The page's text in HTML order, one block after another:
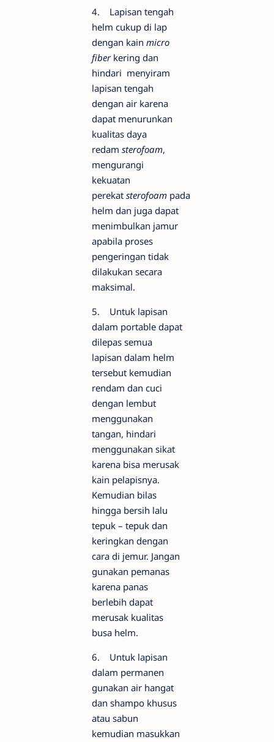
4. Lapisan tengah
helm cukup di lap
dengan kain micro
fiberkering dan
hindari menyiram
lapisan tengah
dengan air karena
dapat menurunkan
kualitas daya
redam sterofoam,
mengurangi
kekuatan
perekat sterofoam pada
helm dan juga dapat
menimbulkan jamur
apabila proses
pengeringan tidak
dilakukan secara
maksimal.
5. Untuk lapisan
dalam portable dapat
dilepas semua
lapisan dalam helm
tersebut kemudian
rendam dan cuci
dengan lembut
menggunakan
tangan, hindari
menggunakan sikat
karena bisa merusak
kain pelapisnya.
Kemudian bilas
hingga bersih lalu
tepuk – tepuk dan
keringkan dengan
cara di jemur. Jangan
gunakan pemanas
karena panas
berlebih dapat
merusak kualitas
busa helm.
6. Untuk lapisan
dalam permanen
gunakan air hangat
dan shampo khusus
atau sabun
kemudian masukkan